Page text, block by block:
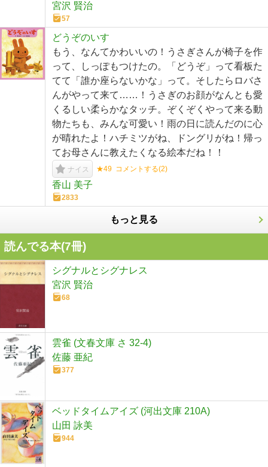
宮沢 賢治
57
どうぞのいす
もう、なんてかわいいの！うさぎさんが椅子を作
って、しっぽもつけたの。「どうぞ」って看板た
てて「誰か座らないかな」って。そしたらロバさ
んがやって来て……！うさぎのお顔がなんとも愛
くるしい柔らかなタッチ。ぞくぞくやって来る動
物たちも、みんな可愛い！雨の日に読んだのに心
が晴れたよ！ハチミツがね、ドングリがね！帰っ
てお母さんに教えたくなる絵本だね！！
ナイス ★49 コメントする(2)
香山 美子
2833
もっと見る
読んでる本(7冊)
シグナルとシグナレス
宮沢 賢治
68
雲雀 (文春文庫 さ 32-4)
佐藤 亜紀
377
ベッドタイムアイズ (河出文庫 210A)
山田 詠美
944